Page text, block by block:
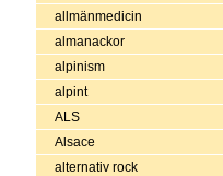
allmänmedicin
almanackor
alpinism
alpint
ALS
Alsace
alternativ rock